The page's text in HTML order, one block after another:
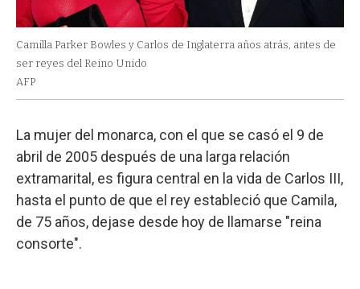
Camilla Parker Bowles y Carlos de Inglaterra años atrás, antes de
ser reyes del Reino Unido
AFP
La mujer del monarca, con el que se casó el 9 de
abril de 2005 después de una larga relación
extramarital, es figura central en la vida de Carlos III,
hasta el punto de que el rey estableció que Camila,
de 75 años, dejase desde hoy de llamarse "reina
consorte".